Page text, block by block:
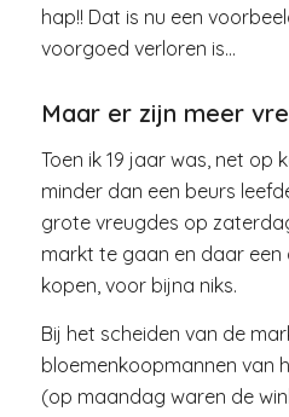
hap!! Dat is nu een
voorgoed verloren is…
Maar er zijn meer
Toen ik 19 jaar was, net op
minder dan een beurs
grote vreugdes op
markt te gaan en daar een
kopen, voor bijna niks.
Bij het scheiden van de
bloemenkoopmannen van
(op maandag waren de